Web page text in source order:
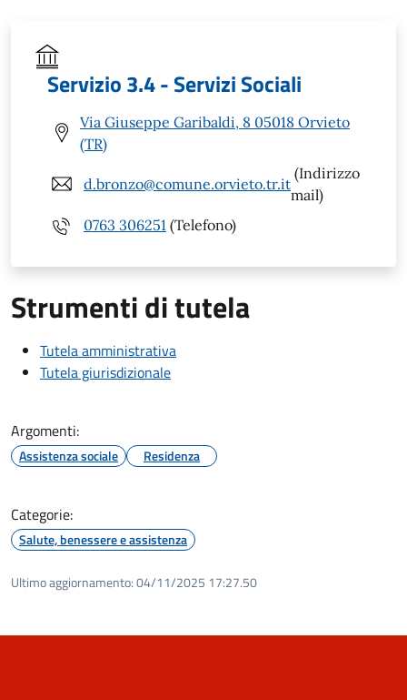
Servizio 3.4 - Servizi Sociali
Via Giuseppe Garibaldi, 8 05018 Orvieto
(TR)
d.bronzo@comune.orvieto.tr.it
(Indirizzo
mail)
0763 306251 (Telefono)
Strumenti di tutela
Tutela amministrativa
Tutela giurisdizionale
Argomenti:
Assistenza sociale Residenza
Categorie:
Salute, benessere e assistenza
Ultimo aggiornamento:04/11/2025 17:27.50